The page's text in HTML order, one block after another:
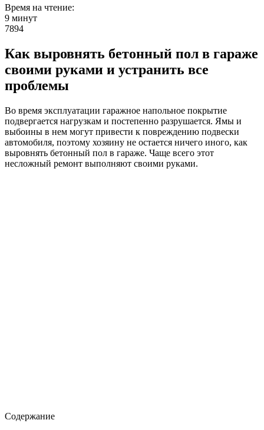
Время на чтение:
9 минут
7894
Как выровнять бетонный пол в гараже
своими руками и устранить все
проблемы
Во время эксплуатации гаражное напольное покрытие
подвергается нагрузкам и постепенно разрушается. Ямы и
выбоины в нем могут привести к повреждению подвески
автомобиля, поэтому хозяину не остается ничего иного, как
выровнять бетонный пол в гараже. Чаще всего этот
несложный ремонт выполняют своими руками.
Содержание